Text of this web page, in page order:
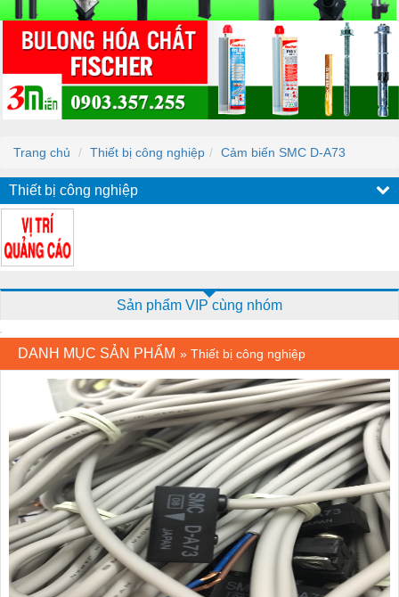
Trang chủ Thiết bị công nghiệp Cảm biến SMC D-A73
Thiết bị công nghiệp
Sản phẩm VIP cùng nhóm
DANH MỤC SẢN PHẨM » Thiết bị công nghiệp